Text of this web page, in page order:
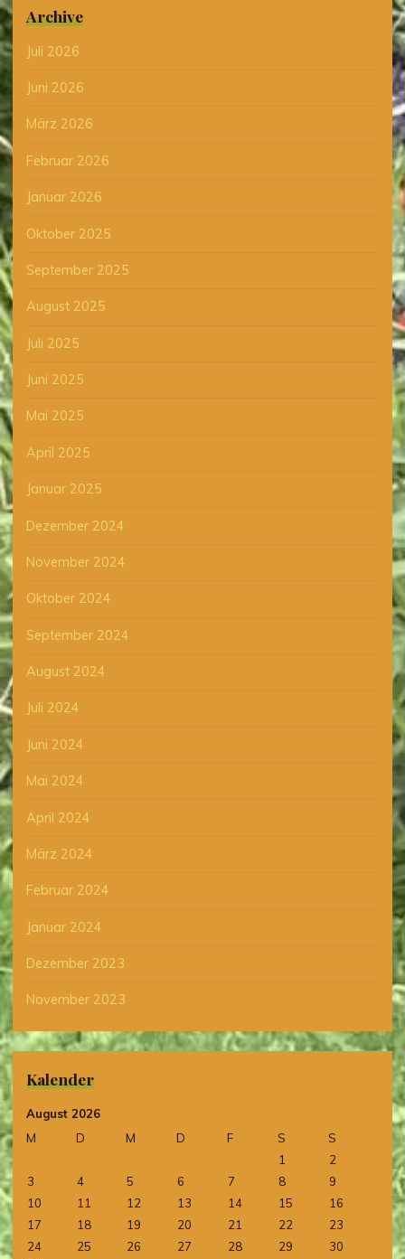
Archive
Juli 2026
Juni 2026
März 2026
Februar 2026
Januar 2026
Oktober 2025
September 2025
August 2025
Juli 2025
Juni 2025
Mai 2025
April 2025
Januar 2025
Dezember 2024
November 2024
Oktober 2024
September 2024
August 2024
Juli 2024
Juni 2024
Mai 2024
April 2024
März 2024
Februar 2024
Januar 2024
Dezember 2023
November 2023
Kalender
August 2026
M
D M D F S
S
1
2
3
4 5 6 7 8
9
10
11 12 13 14 15
16
17
18 19 20 21 22
23
24
25 26 27 28 29
30